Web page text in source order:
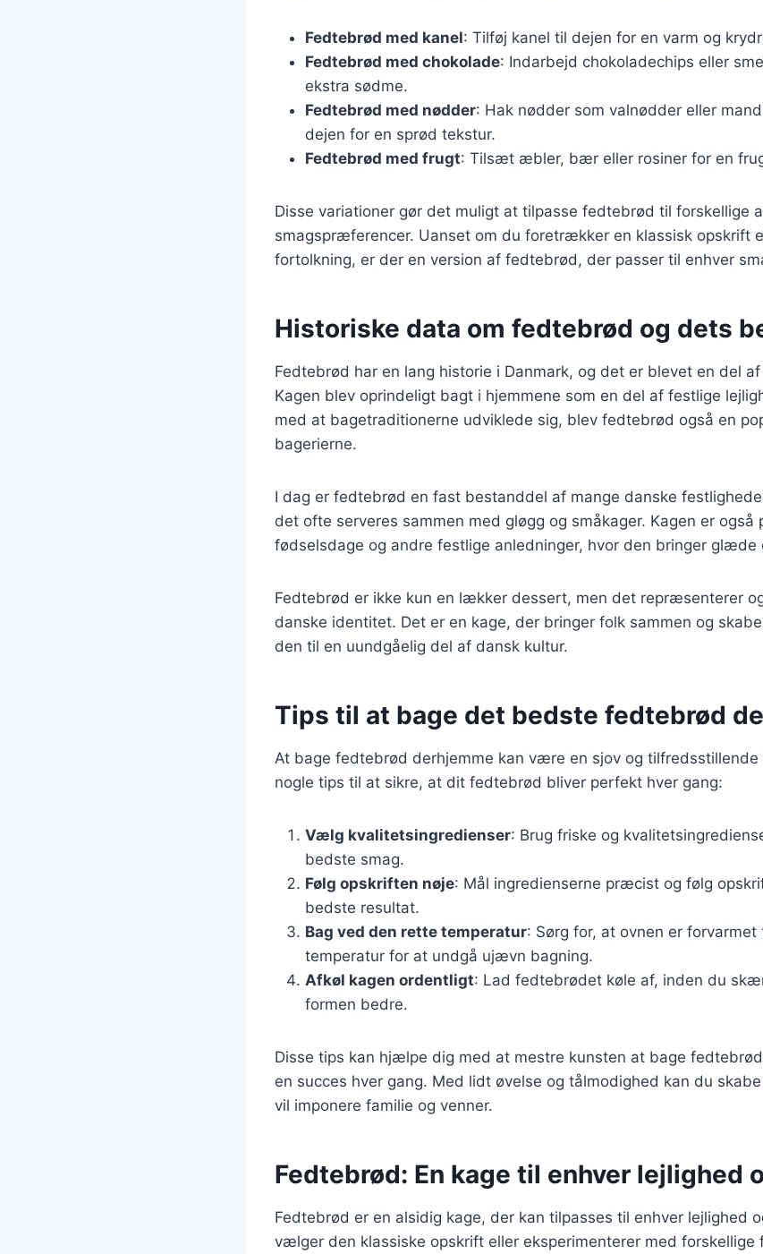
Fedtebrød med kanel: Tilføj kanel til dejen for en varm og
Fedtebrød med chokolade: Indarbejd chokoladechips eller
ekstra sødme.
Fedtebrød med nødder: Hak nødder som valnødder eller
dejen for en sprød tekstur.
Fedtebrød med frugt: Tilsæt æbler, bær eller rosiner for en
Disse variationer gør det muligt at tilpasse fedtebrød til forskellige
smagspræferencer. Uanset om du foretrækker en klassisk opskrift
fortolkning, er der en version af fedtebrød, der passer til enhver
Historiske data om fedtebrød og dets
Fedtebrød har en lang historie i Danmark, og det er blevet en del
Kagen blev oprindeligt bagt i hjemmene som en del af festlige
med at bagetraditionerne udviklede sig, blev fedtebrød også en
bagerierne.
I dag er fedtebrød en fast bestanddel af mange danske
det ofte serveres sammen med gløgg og småkager. Kagen er
fødselsdage og andre festlige anledninger, hvor den bringer glæde
Fedtebrød er ikke kun en lækker dessert, men det repræsenterer
danske identitet. Det er en kage, der bringer folk sammen og
den til en uundgåelig del af dansk kultur.
Tips til at bage det bedste fedtebrød
At bage fedtebrød derhjemme kan være en sjov og tilfredsstillende
nogle tips til at sikre, at dit fedtebrød bliver perfekt hver gang:
Vælg kvalitetsingredienser: Brug friske og
bedste smag.
Følg opskriften nøje: Mål ingredienserne præcist og følg
bedste resultat.
Bag ved den rette temperatur: Sørg for, at ovnen er forvarmet
temperatur for at undgå ujævn bagning.
Afkøl kagen ordentligt: Lad fedtebrødet køle af, inden du
formen bedre.
Disse tips kan hjælpe dig med at mestre kunsten at bage
en succes hver gang. Med lidt øvelse og tålmodighed kan du
vil imponere familie og venner.
Fedtebrød: En kage til enhver lejlighed
Fedtebrød er en alsidig kage, der kan tilpasses til enhver lejlighed
vælger den klassiske opskrift eller eksperimenterer med forskellige